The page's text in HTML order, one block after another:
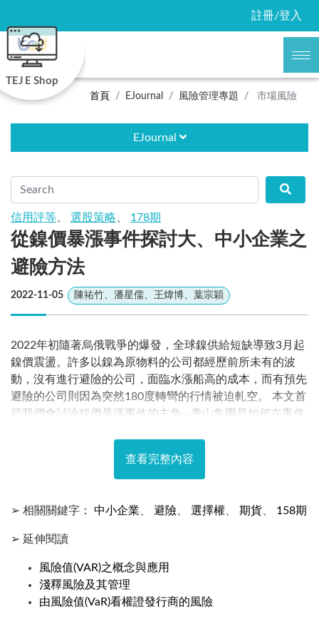
註冊/登入
TEJ E Shop
首頁
EJournal 風險管理專題 市場風險
EJournal
信用評等 選股策略 178期
從鎳價暴漲事件探討大、中小企業之
避險方法
2022-11-05 陳祐竹、潘星儒、王煒博、葉宗穎
2022年初隨著烏俄戰爭的爆發，全球鎳供給短缺導致3月起
鎳價震盪。許多以鎳為原物料的公司都經歷前所未有的波
動，沒有進行避險的公司，面臨水漲船高的成本，而有預先
避險的公司則因為突然180度轉彎的行情被迫軋空。 本文首
節我們會討論鎳價暴漲事件的主角—青山集團是如何在事件
的種類，分別適用或常見於哪種公司，並以原油業、航空業
及鎳鐵業的幾家大型上市公司的避險方法為例，一步步討論
些方法又是否真的有起到避險的目的…
查看完整內容
➢ 相關關鍵字： 中小企業 避險 選擇權 期貨 158期
➢ 延伸閱讀
風險值(VAR)之概念與應用
淺釋風險及其管理
由風險值(VaR)看權證發行商的風險